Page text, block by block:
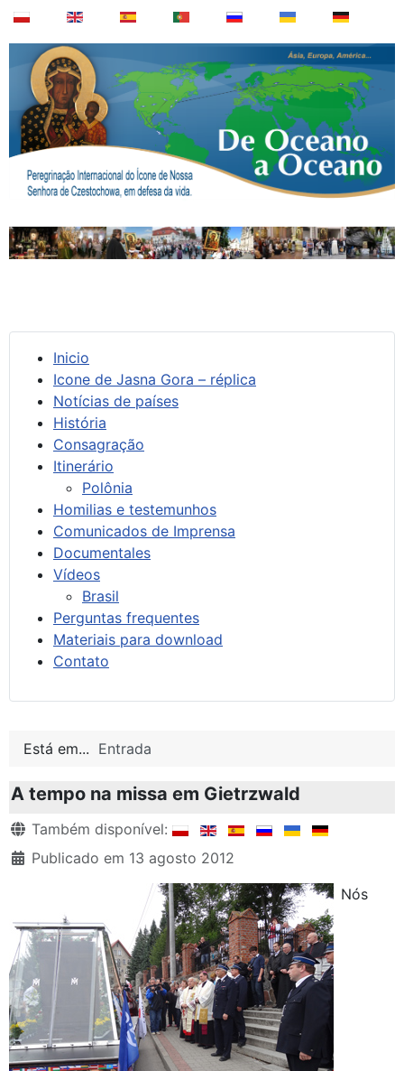
Inicio
Icone de Jasna Gora – réplica
Notícias de países
História
Consagração
Itinerário
Polônia
Homilias e testemunhos
Comunicados de Imprensa
Documentales
Vídeos
Brasil
Perguntas frequentes
Materiais para download
Contato
Está em... Entrada
A tempo na missa em Gietrzwald
Detalhes
Também disponível:
Publicado em 13 agosto 2012
Nós